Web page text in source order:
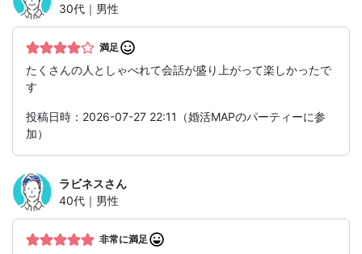
30代｜男性
満足
たくさんの人としゃべれて会話が盛り上がって楽しかったで
す
投稿日時：2026-07-27 22:11（婚活MAPのパーティーに参
加）
ラビネスさん
40代｜男性
非常に満足